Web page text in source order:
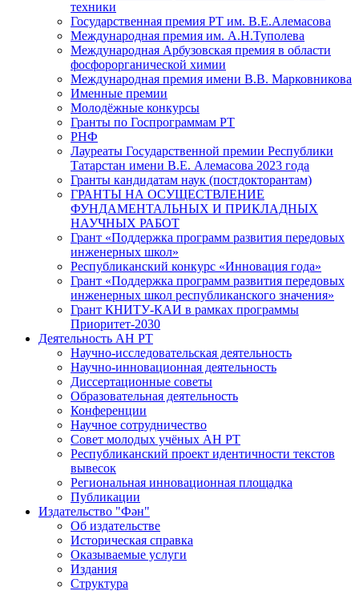
техники
Государственная премия РТ им. В.Е.Алемасова
Международная премия им. А.Н.Туполева
Международная Арбузовская премия в области
фосфорорганической химии
Международная премия имени В.В. Марковникова
Именные премии
Молодёжные конкурсы
Гранты по Госпрограммам РТ
РНФ
Лауреаты Государственной премии Республики
Татарстан имени В.Е. Алемасова 2023 года
Гранты кандидатам наук (постдокторантам)
ГРАНТЫ НА ОСУЩЕСТВЛЕНИЕ
ФУНДАМЕНТАЛЬНЫХ И ПРИКЛАДНЫХ
НАУЧНЫХ РАБОТ
Грант «Поддержка программ развития передовых
инженерных школ»
Республиканский конкурс «Инновация года»
Грант «Поддержка программ развития передовых
инженерных школ республиканского значения»
Грант КНИТУ-КАИ в рамках программы
Приоритет-2030
Деятельность АН РТ
Научно-исследовательская деятельность
Научно-инновационная деятельность
Диссертационные советы
Образовательная деятельность
Конференции
Научное сотрудничество
Совет молодых учёных АН РТ
Республиканский проект идентичности текстов
вывесок
Региональная инновационная площадка
Публикации
Издательство "Фән"
Об издательстве
Историческая справка
Оказываемые услуги
Издания
Структура